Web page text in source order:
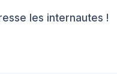
les internautes !